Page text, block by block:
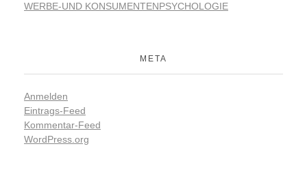
WERBE-UND KONSUMENTENPSYCHOLOGIE
META
Anmelden
Eintrags-Feed
Kommentar-Feed
WordPress.org